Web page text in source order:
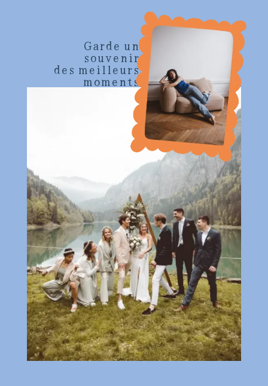
Garde un
souvenir
des meilleurs
moments